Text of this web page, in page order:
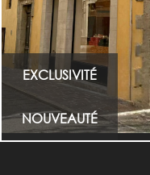
EXCLUSIVITÉ
NOUVEAUTÉ